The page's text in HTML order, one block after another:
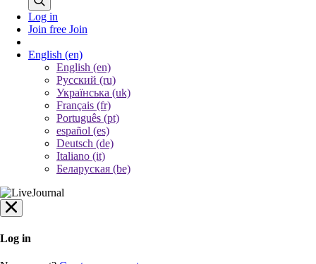
Log in
Join free Join
English (en)
English (en)
Русский (ru)
Українська (uk)
Français (fr)
Português (pt)
español (es)
Deutsch (de)
Italiano (it)
Беларуская (be)
Log in